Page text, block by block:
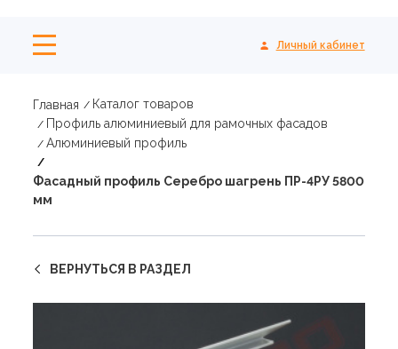
Личный кабинет
Главная
Каталог товаров
Профиль алюминиевый для рамочных фасадов
Алюминиевый профиль
Фасадный профиль Серебро шагрень ПР-4РУ 5800
мм
ВЕРНУТЬСЯ В РАЗДЕЛ